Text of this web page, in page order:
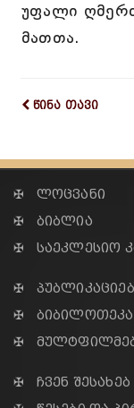
უფალი
მათთა.
წინა თავი
✠ ლოცვანი
✠ ბიბლია
✠ საეკლესიო
✠
✠ ბიბილოთეკა
✠
✠ ჩვენ შესახებ